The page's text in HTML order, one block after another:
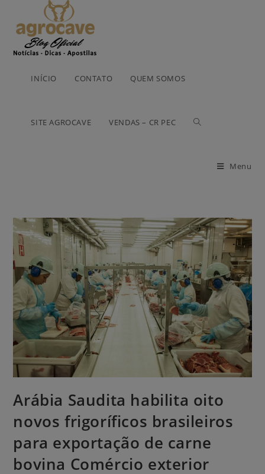
INÍCIO CONTATO QUEM SOMOS
SITE AGROCAVE VENDAS – CR PEC
Menu
Arábia Saudita habilita oito
novos frigoríficos brasileiros
para exportação de carne
bovina Comércio exterior